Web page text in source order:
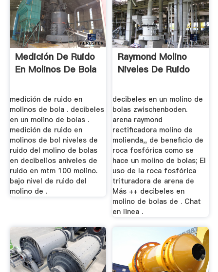
Medición De Ruido
En Molinos De Bola
medición de ruido en
molinos de bola . decibeles
en un molino de bolas .
medición de ruido en
molinos de bol niveles de
ruido del molino de bolas
en decibelios aniveles de
ruido en mtm 100 molino.
bajo nivel de ruido del
molino de .
Raymond Molino
Niveles De Ruido
decibeles en un molino de
bolas zwischenboden.
arena raymond
rectificadora molino de
molienda,, de beneficio de
roca fosfórica como se
hace un molino de bolas; El
uso de la roca fosfórica
trituradora de arena de
Más ++ decibeles en
molino de bolas de . Chat
en linea .